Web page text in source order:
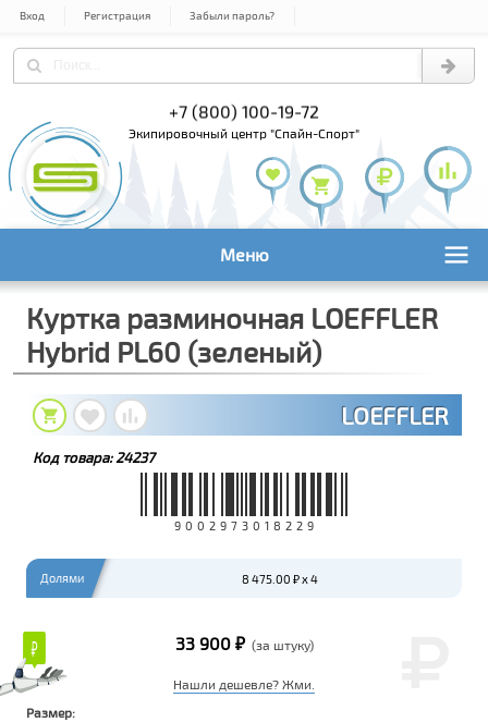
Вход Регистрация Забыли пароль?
+7 (800) 100-19-72
экипировочный центр "Спайн-Спорт"
Меню
Куртка разминочная LOEFFLER
Hybrid PL60 (зеленый)
LOEFFLER
Код товара:24237
9002973018229
₽
₽
Долями 8 475.00 ₽ x 4
33 900 ₽ (за штуку)
Нашли дешевле? Жми.
Размер: